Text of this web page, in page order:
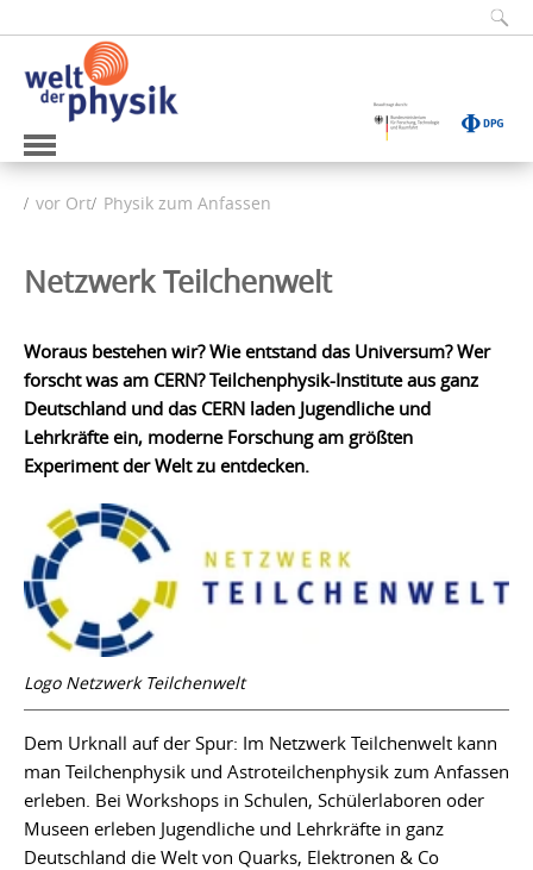
vor Ort Physik zum Anfassen
Netzwerk Teilchenwelt
Woraus bestehen wir? Wie entstand das Universum? Wer
forscht was am CERN? Teilchenphysik-Institute aus ganz
Deutschland und das CERN laden Jugendliche und
Lehrkräfte ein, moderne Forschung am größten
Experiment der Welt zu entdecken.
Logo Netzwerk Teilchenwelt
Dem Urknall auf der Spur: Im Netzwerk Teilchenwelt kann
man Teilchenphysik und Astroteilchenphysik zum Anfassen
erleben. Bei Workshops in Schulen, Schülerlaboren oder
Museen erleben Jugendliche und Lehrkräfte in ganz
Deutschland die Welt von Quarks, Elektronen & Co